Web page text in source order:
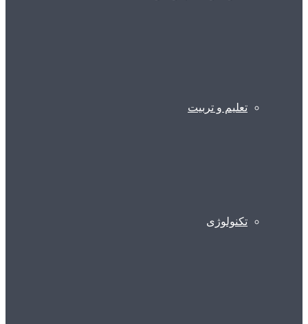
تعلیم و تربیت
تکنولوژی